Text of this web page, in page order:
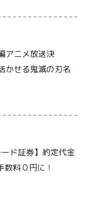
アニメ放送決
かせる鬼滅の刃名
ード証券】約定代金
料０円に！